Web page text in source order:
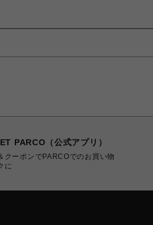
PARCO（公式アプリ）
クーポンでPARCOでのお買い物
に